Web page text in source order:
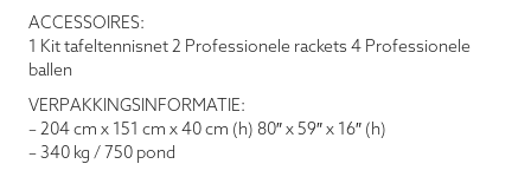
ACCESSOIRES:
1 Kit tafeltennisnet 2 Professionele rackets 4 Professionele
ballen
VERPAKKINGSINFORMATIE:
– 204 cm x 151 cm x 40 cm (h) 80″ x 59″ x 16″ (h)
– 340 kg / 750 pond